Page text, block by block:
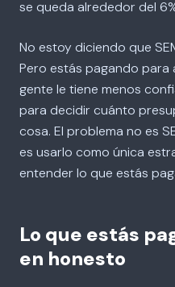
se queda alrededor del
No estoy diciendo que
Pero estás pagando para
gente le tiene menos
para decidir cuánto
cosa. El problema no es
es usarlo como única
entender lo que estás
Lo que estás
en honesto